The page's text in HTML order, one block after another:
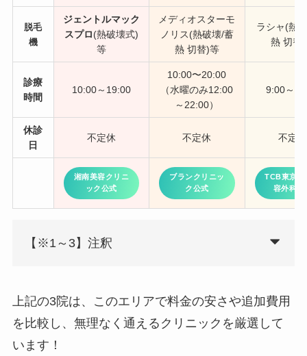
脱毛
機
ジェントルマック
スプロ(熱破壊式)
等
メディオスターモ
ノリス(熱破壊/蓄
熱 切替)等
ラシャ(熱
熱 切替
診療
時間
10:00～19:00
10:00〜20:00
（水曜のみ12:00
～22:00）
9:00～
休診
日
不定休 不定休 不定休
湘南美容クリニ
ック公式
ブランクリニッ
ク公式
TCB東京中
容外科公
【※1～3】注釈
上記の3院は、このエリアで料金の安さや追加費用
を比較し、無理なく通えるクリニックを厳選して
います！